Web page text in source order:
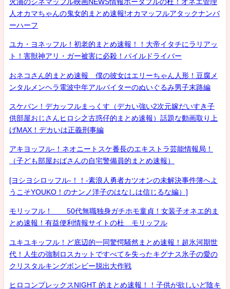
火浦のシネマッフル映画NEWS情報ポータブルの杜！オネエ管理
人オカマちゃんの鬼女的まとめ速報!オカマッフルアタックナンバ
ーハーフ
ユカ・ヨネッフル！初老的まとめ速報！！大帝イタチにラリアッ
ト！害獣神アリ・ガー被害に必殺！パイルドライバー
おネコさん的まとめ速報 僕の彼女はエリーちゃん人形！豆腐メ
ンタルメンヘラ電波中年アルバイターのぬいぐるみ男子末路編
スケバン！デカッフルまっくす（デカい強い2次元嫁だいすき子
供部屋おじさんヒロシ之古惑仔的まとめ速報）話題な動画取り上
げMAX！デカいは正義刑事編
アキヨッフル-！ネオニートスケ番長のエキストラ芸能情報局！
（子ども部屋おばさんの自宅警備員的まとめ速報）
[ヨシヨシロッフル-！！-素浪人勇者カツオンの未解決事件簿へよ
うこそYOUKO！のナンノ洋子のはなしは信じるな編）]
モリッフル！ 50代無職独身ガチホモ童貞！女装子オネエ的ま
とめ速報！有益便利情報サイトの杜 モリッフル
ユキユキッフル！ど底辺的一同驚愕騒然まとめ速報！超氷河期世
代！人生の強制ロスカットですべてを失ったキグナス氷子の愛の
クリスタルキングボンビー脱出大作戦
ヒロコンプレックスNIGHT 的まとめ速報！！子供が欲しいど陰キ